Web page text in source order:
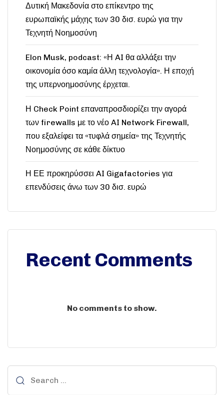
Δυτική Μακεδονία στο επίκεντρο της
ευρωπαϊκής μάχης των 30 δισ. ευρώ για την
Τεχνητή Νοημοσύνη
Elon Musk, podcast: «Η AI θα αλλάξει την
οικονομία όσο καμία άλλη τεχνολογία». Η εποχή
της υπερνοημοσύνης έρχεται.
Η Check Point επαναπροσδιορίζει την αγορά
των firewalls με το νέο AI Network Firewall,
που εξαλείφει τα «τυφλά σημεία» της Τεχνητής
Νοημοσύνης σε κάθε δίκτυο
Η ΕΕ προκηρύσσει AI Gigafactories για
επενδύσεις άνω των 30 δισ. ευρώ
Recent Comments
No comments to show.